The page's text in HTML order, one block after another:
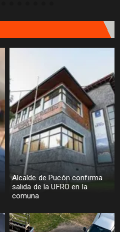
Alcalde de Pucón confirma
salida de la UFRO en la
comuna